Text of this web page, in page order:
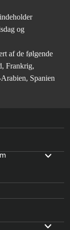
og
af de følgende
Frankrig,
Spanien